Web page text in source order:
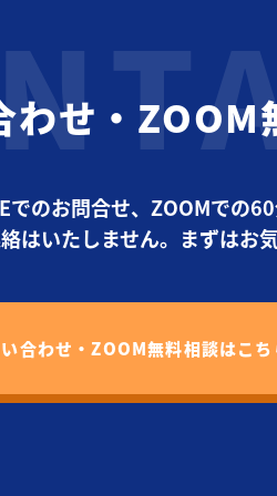
わせ・ZOOM
のお問合せ、ZOOMでの
はいたしません。まずはお
合わせ・ZOOM無料相談はこち